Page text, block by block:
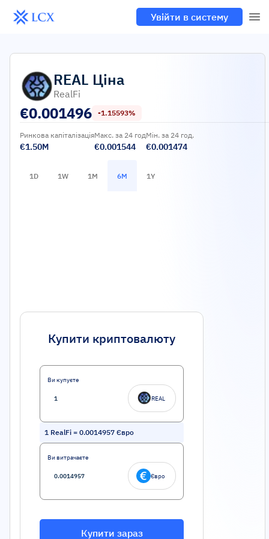
Увійти в систему
REAL Ціна
RealFi
€0.001496 -1.15593%
Ринкова капіталізація
€1.50M
Макс. за 24 год
€0.001544
Мін. за 24 год.
€0.001474
1D 1W 1M 6M 1Y
Купити криптовалюту
Ви купуєте
REAL
1 RealFi = 0.0014957 Євро
Ви витрачаєте
Євро
Купити зараз